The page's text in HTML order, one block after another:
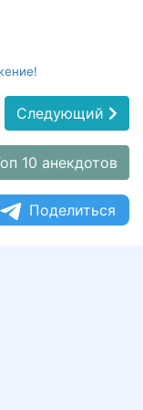
Следующий
10 анекдотов
Поделиться